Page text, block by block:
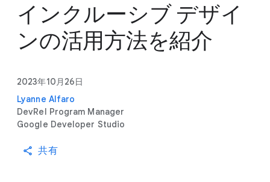
インクルーシブ デザイ
ンの活用方法を紹介
2023年10月26日
Lyanne Alfaro
DevRel Program Manager
Google Developer Studio
共有